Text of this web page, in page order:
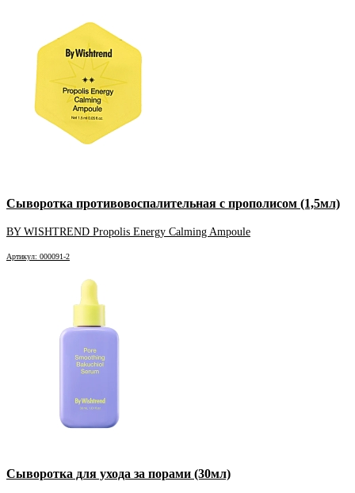
Сыворотка противовоспалительная с прополисом (1,5мл)
BY WISHTREND Propolis Energy Calming Ampoule
Артикул: 000091-2
Сыворотка для ухода за порами (30мл)